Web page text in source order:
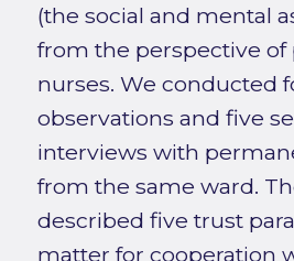
(the social and mental
from the perspective
nurses. We conducted
observations and five
interviews with
from the same ward.
described five trust
matter for cooperation